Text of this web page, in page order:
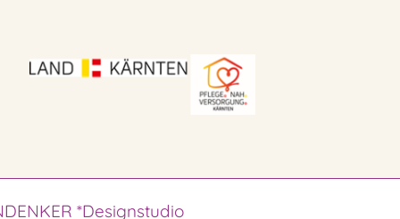
*Designstudio